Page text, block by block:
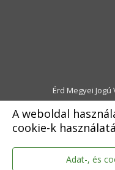
A weboldal
cookie-k
Adat-, és
Érd Megyei
E-mail: